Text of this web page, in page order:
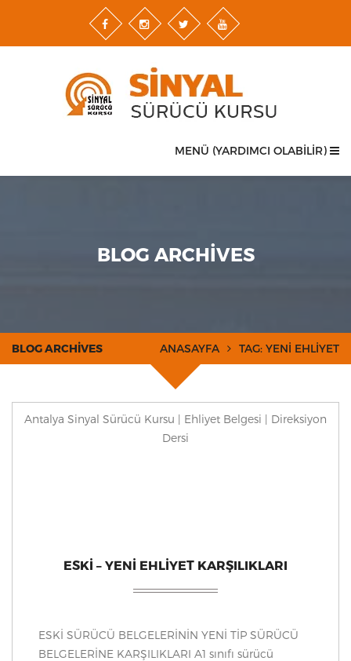
MENÜ (YARDIMCI OLABİLİR)
BLOG ARCHIVES
BLOG ARCHIVES ANASAYFA TAG: YENI EHLIYET
Antalya Sinyal Sürücü Kursu | Ehliyet Belgesi | Direksiyon
Dersi
ESKI – YENI EHLIYET KARŞILIKLARI
ESKİ SÜRÜCÜ BELGELERİNİN YENİ TİP SÜRÜCÜ
BELGELERİNE KARŞILIKLARI A1 sınıfı sürücü